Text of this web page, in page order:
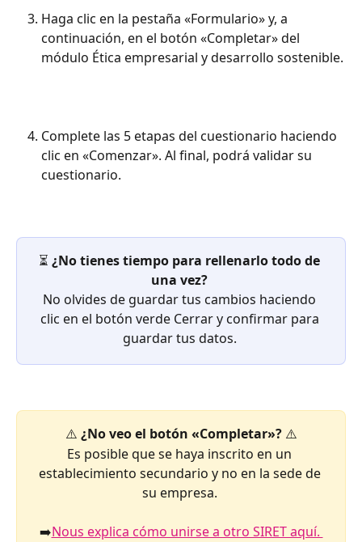
Haga clic en la pestaña «Formulario» y, a
continuación, en el botón «Completar» del
módulo Ética empresarial y desarrollo sostenible.
Complete las 5 etapas del cuestionario haciendo
clic en «Comenzar». Al final, podrá validar su
cuestionario.
⏳ ¿No tienes tiempo para rellenarlo todo de
una vez?
No olvides de guardar tus cambios haciendo
clic en el botón verde Cerrar y confirmar para
guardar tus datos.
⚠️ ¿No veo el botón «Completar»? ⚠️
Es posible que se haya inscrito en un
establecimiento secundario y no en la sede de
su empresa.
➡️Nous explica cómo unirse a otro SIRET aquí.